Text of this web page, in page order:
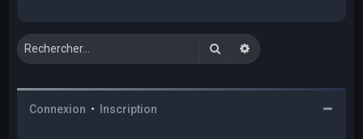
RechercherRecherche avancée
Connexion • Inscription